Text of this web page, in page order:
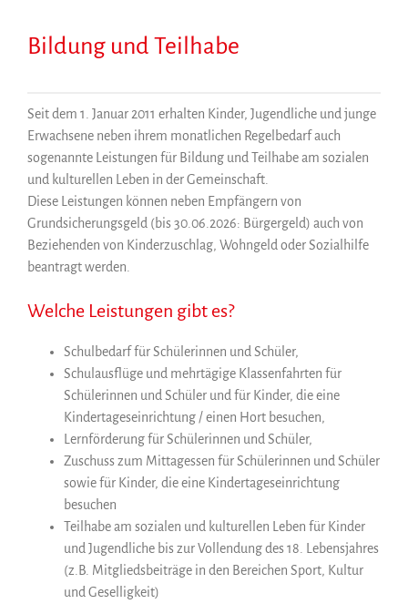
Bildung und Teilhabe
Seit dem 1. Januar 2011 erhalten Kinder, Jugendliche und junge
Erwachsene neben ihrem monatlichen Regelbedarf auch
sogenannte Leistungen für Bildung und Teilhabe am sozialen
und kulturellen Leben in der Gemeinschaft.
Diese Leistungen können neben Empfängern von
Grundsicherungsgeld (bis 30.06.2026: Bürgergeld) auch von
Beziehenden von Kinderzuschlag, Wohngeld oder Sozialhilfe
beantragt werden.
Welche Leistungen gibt es?
Schulbedarf für Schülerinnen und Schüler,
Schulausflüge und mehrtägige Klassenfahrten für
Schülerinnen und Schüler und für Kinder, die eine
Kindertageseinrichtung / einen Hort besuchen,
Lernförderung für Schülerinnen und Schüler,
Zuschuss zum Mittagessen für Schülerinnen und Schüler
sowie für Kinder, die eine Kindertageseinrichtung
besuchen
Teilhabe am sozialen und kulturellen Leben für Kinder
und Jugendliche bis zur Vollendung des 18. Lebensjahres
(z.B. Mitgliedsbeiträge in den Bereichen Sport, Kultur
und Geselligkeit)